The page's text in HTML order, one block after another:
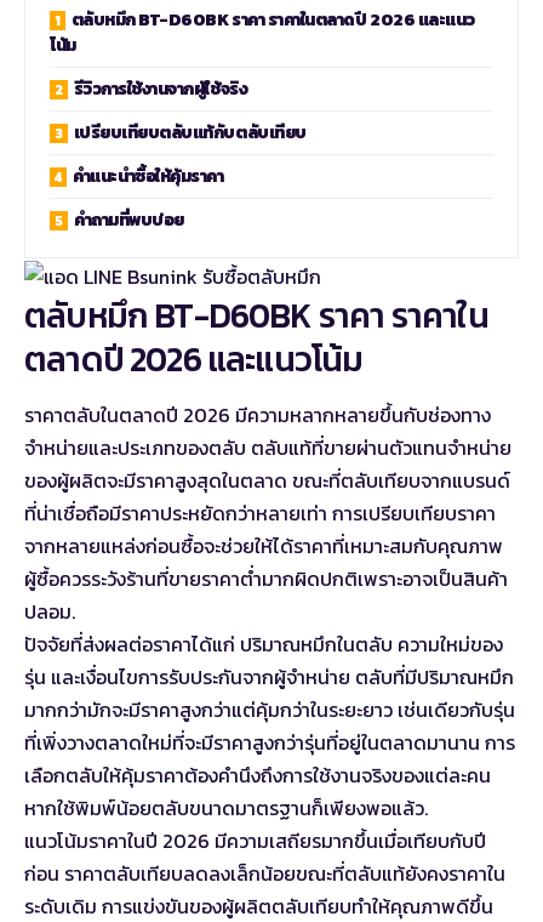
ตลับหมึก BT-D60BK ราคา ราคาในตลาดปี 2026 และแนว
โน้ม
รีวิวการใช้งานจากผู้ใช้จริง
เปรียบเทียบตลับแท้กับตลับเทียบ
คำแนะนำซื้อให้คุ้มราคา
คำถามที่พบบ่อย
ตลับหมึก BT-D60BK ราคา ราคาใน
ตลาดปี 2026 และแนวโน้ม
ราคาตลับในตลาดปี 2026 มีความหลากหลายขึ้นกับช่องทาง
จำหน่ายและประเภทของตลับ ตลับแท้ที่ขายผ่านตัวแทนจำหน่าย
ของผู้ผลิตจะมีราคาสูงสุดในตลาด ขณะที่ตลับเทียบจากแบรนด์
ที่น่าเชื่อถือมีราคาประหยัดกว่าหลายเท่า การเปรียบเทียบราคา
จากหลายแหล่งก่อนซื้อจะช่วยให้ได้ราคาที่เหมาะสมกับคุณภาพ
ผู้ซื้อควรระวังร้านที่ขายราคาต่ำมากผิดปกติเพราะอาจเป็นสินค้า
ปลอม.
ปัจจัยที่ส่งผลต่อราคาได้แก่ ปริมาณหมึกในตลับ ความใหม่ของ
รุ่น และเงื่อนไขการรับประกันจากผู้จำหน่าย ตลับที่มีปริมาณหมึก
มากกว่ามักจะมีราคาสูงกว่าแต่คุ้มกว่าในระยะยาว เช่นเดียวกับรุ่น
ที่เพิ่งวางตลาดใหม่ที่จะมีราคาสูงกว่ารุ่นที่อยู่ในตลาดมานาน การ
เลือกตลับให้คุ้มราคาต้องคำนึงถึงการใช้งานจริงของแต่ละคน
หากใช้พิมพ์น้อยตลับขนาดมาตรฐานก็เพียงพอแล้ว.
แนวโน้มราคาในปี 2026 มีความเสถียรมากขึ้นเมื่อเทียบกับปี
ก่อน ราคาตลับเทียบลดลงเล็กน้อยขณะที่ตลับแท้ยังคงราคาใน
ระดับเดิม การแข่งขันของผู้ผลิตตลับเทียบทำให้คุณภาพดีขึ้น